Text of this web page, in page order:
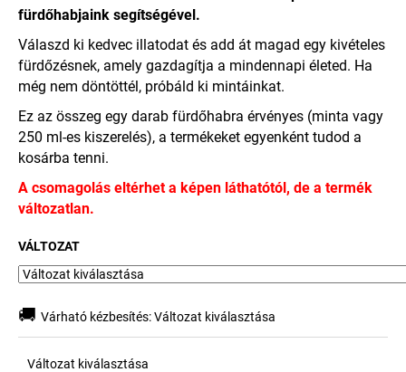
5-
0,0
csillag.
fürdőhabjaink segítségével.
Válaszd ki kedvec illatodat és add át magad egy kivételes
fürdőzésnek, amely gazdagítja a mindennapi életed. Ha
még nem döntöttél, próbáld ki mintáinkat.
Ez az összeg egy darab fürdőhabra érvényes (minta vagy
250 ml-es kiszerelés), a termékeket egyenként tudod a
kosárba tenni.
A csomagolás eltérhet a képen láthatótól, de a termék
változatlan.
VÁLTOZAT
🚚 Várható kézbesítés:Változat kiválasztása
Változat kiválasztása